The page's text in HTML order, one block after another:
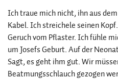
Ich traue mich nicht, ihn aus
Kabel. Ich streichele seinen
Geruch vom Pflaster. Ich fühle
um Josefs Geburt. Auf der
Sagt, es geht ihm gut. Wir
Beatmungsschlauch gezogen